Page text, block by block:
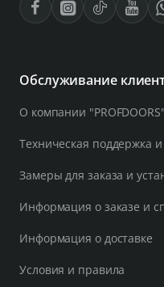
Обслуживание
О компании
Техническая поддержка
Замеры для заказа и
Информация о заказе и
Информация о доставке
Условия и правила